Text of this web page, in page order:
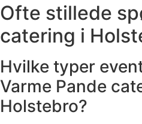
Ofte stillede
catering i
Hvilke typer
Varme Pande
Holstebro?